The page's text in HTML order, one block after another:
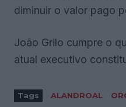
diminuir o valor pago
João Grilo cumpre o
atual executivo
Tags ALANDROAL